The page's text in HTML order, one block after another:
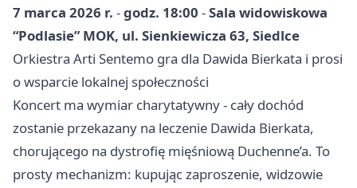
7 marca 2026 r. -godz. 18:00 -Sala widowiskowa
“Podlasie” MOK, ul. Sienkiewicza 63, Siedlce
Orkiestra Arti Sentemo gra dla Dawida Bierkata i prosi
o wsparcie lokalnej społeczności
Koncert ma wymiar charytatywny - cały dochód
zostanie przekazany na leczenie Dawida Bierkata,
chorującego na dystrofię mięśniową Duchenne’a. To
prosty mechanizm: kupując zaproszenie, widzowie